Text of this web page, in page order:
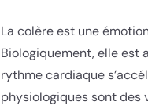
La colère est une
Biologiquement, elle est
rythme cardiaque
physiologiques sont des